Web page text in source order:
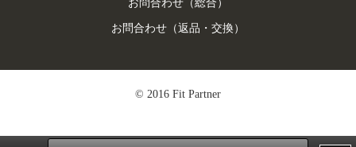
お問合わせ（総合）
お問合わせ（返品・交換）
© 2016 Fit Partner